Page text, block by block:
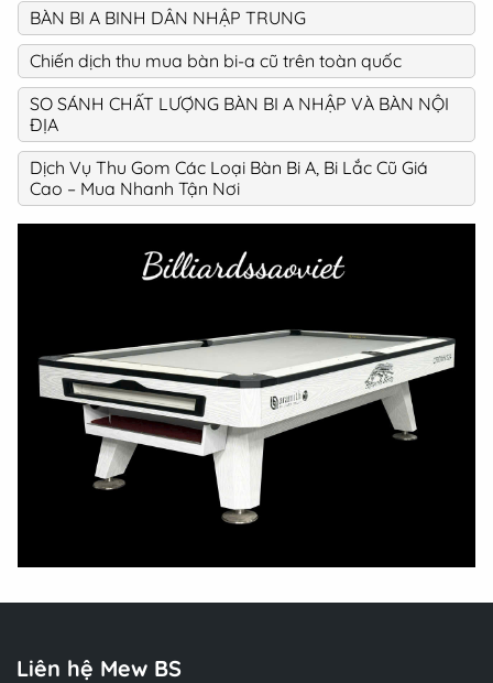
BÀN BI A BINH DÂN NHẬP TRUNG
Chiến dịch thu mua bàn bi-a cũ trên toàn quốc
SO SÁNH CHẤT LƯỢNG BÀN BI A NHẬP VÀ BÀN NỘI
ĐỊA
Dịch Vụ Thu Gom Các Loại Bàn Bi A, Bi Lắc Cũ Giá
Cao – Mua Nhanh Tận Nơi
Liên hệ Mew BS